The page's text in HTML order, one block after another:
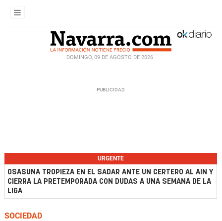
DOMINGO, 09 DE AGOSTO DE 2026
URGENTE
OSASUNA TROPIEZA EN EL SADAR ANTE UN CERTERO AL AIN Y
CIERRA LA PRETEMPORADA CON DUDAS A UNA SEMANA DE LA
LIGA
SOCIEDAD